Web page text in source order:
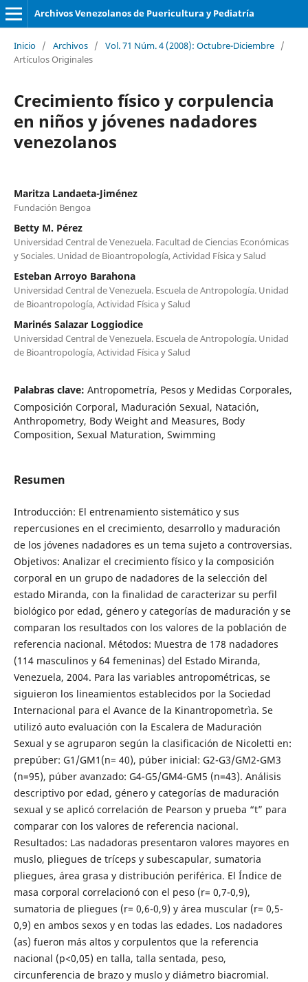
Archivos Venezolanos de Puericultura y Pediatría
Inicio / Archivos / Vol. 71 Núm. 4 (2008): Octubre-Diciembre /
Artículos Originales
Crecimiento físico y corpulencia
en niños y jóvenes nadadores
venezolanos
Maritza Landaeta-Jiménez
Fundación Bengoa
Betty M. Pérez
Universidad Central de Venezuela. Facultad de Ciencias Económicas
y Sociales. Unidad de Bioantropología, Actividad Física y Salud
Esteban Arroyo Barahona
Universidad Central de Venezuela. Escuela de Antropología. Unidad
de Bioantropología, Actividad Física y Salud
Marinés Salazar Loggiodice
Universidad Central de Venezuela. Escuela de Antropología. Unidad
de Bioantropología, Actividad Física y Salud
Palabras clave: Antropometría, Pesos y Medidas Corporales,
Composición Corporal, Maduración Sexual, Natación,
Anthropometry, Body Weight and Measures, Body
Composition, Sexual Maturation, Swimming
Resumen
Introducción: El entrenamiento sistemático y sus
repercusiones en el crecimiento, desarrollo y maduración
de los jóvenes nadadores es un tema sujeto a controversias.
Objetivos: Analizar el crecimiento físico y la composición
corporal en un grupo de nadadores de la selección del
estado Miranda, con la finalidad de caracterizar su perfil
biológico por edad, género y categorías de maduración y se
comparan los resultados con los valores de la población de
referencia nacional. Métodos: Muestra de 178 nadadores
(114 masculinos y 64 femeninas) del Estado Miranda,
Venezuela, 2004. Para las variables antropométricas, se
siguieron los lineamientos establecidos por la Sociedad
Internacional para el Avance de la Kinantropometrìa. Se
utilizó auto evaluación con la Escalera de Maduración
Sexual y se agruparon según la clasificación de Nicoletti en:
prepúber: G1/GM1(n= 40), púber inicial: G2-G3/GM2-GM3
(n=95), púber avanzado: G4-G5/GM4-GM5 (n=43). Análisis
descriptivo por edad, género y categorías de maduración
sexual y se aplicó correlación de Pearson y prueba “t” para
comparar con los valores de referencia nacional.
Resultados: Las nadadoras presentaron valores mayores en
muslo, pliegues de tríceps y subescapular, sumatoria
pliegues, área grasa y distribución periférica. El Índice de
masa corporal correlacionó con el peso (r= 0,7-0,9),
sumatoria de pliegues (r= 0,6-0,9) y área muscular (r= 0,5-
0,9) en ambos sexos y en todas las edades. Los nadadores
(as) fueron más altos y corpulentos que la referencia
nacional (p<0,05) en talla, talla sentada, peso,
circunferencia de brazo y muslo y diámetro biacromial.